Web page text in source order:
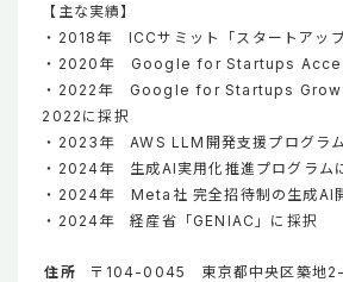
【主な実績】
・2018年 ICCサミット「スタートアッ
・2020年 Google for Startups
・2022年 Google for Startups
2022に採択
・2023年 AWS LLM開発支援プログラ
・2024年 生成AI実用化推進プログラム
・2024年 Meta社 完全招待制の生成AI
・2024年 経産省「GENIAC」に採択
住所
〒104-0045 東京都中央区築地